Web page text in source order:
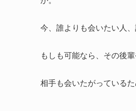
今、誰よりも会いたい人
もしも可能なら、その後
相手も会いたがっている